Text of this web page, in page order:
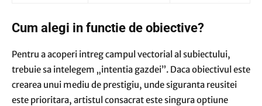
Cum alegi in functie de obiective?
Pentru a acoperi intreg campul vectorial al subiectului,
trebuie sa intelegem „intentia gazdei”. Daca obiectivul este
crearea unui mediu de prestigiu, unde siguranta reusitei
este prioritara, artistul consacrat este singura optiune